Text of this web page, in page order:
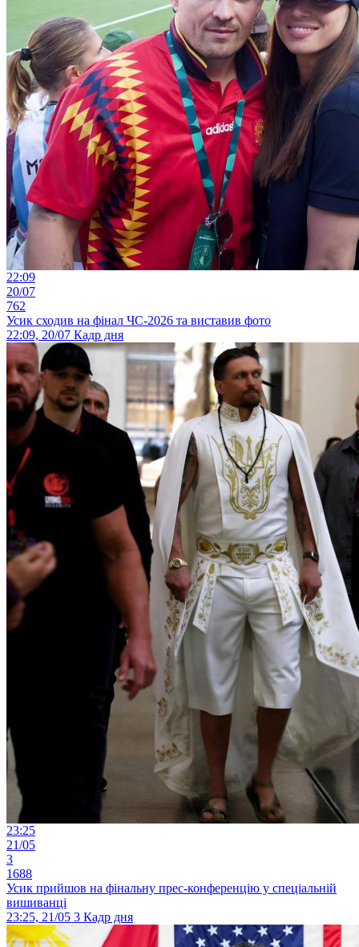
22:09
20/07
762
Усик сходив на фінал ЧС-2026 та виставив фото
22:09, 20/07 Кадр дня
23:25
21/05
3
1688
Усик прийшов на фінальну прес-конференцію у спеціальній
вишиванці
23:25, 21/05 3 Кадр дня